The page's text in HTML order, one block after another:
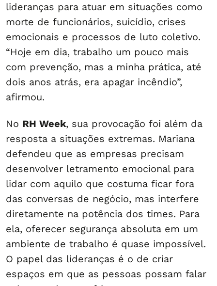
lideranças para atuar em situações como
morte de funcionários, suicídio, crises
emocionais e processos de luto coletivo.
“Hoje em dia, trabalho um pouco mais
com prevenção, mas a minha prática, até
dois anos atrás, era apagar incêndio”,
afirmou.
No RH Week, sua provocação foi além da
resposta a situações extremas. Mariana
defendeu que as empresas precisam
desenvolver letramento emocional para
lidar com aquilo que costuma ficar fora
das conversas de negócio, mas interfere
diretamente na potência dos times. Para
ela, oferecer segurança absoluta em um
ambiente de trabalho é quase impossível.
O papel das lideranças é o de criar
espaços em que as pessoas possam falar